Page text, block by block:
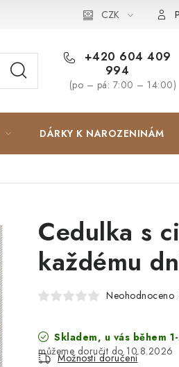
Zakázková výroba
CZK
+420 604 409
994
(po – pá: 7:00 – 14:00)
DÁRKY K NAROZENINÁM
Cedulka s
každému
Neohodnoceno
Skladem, u vás během
10.8.2026
Možnosti doručení